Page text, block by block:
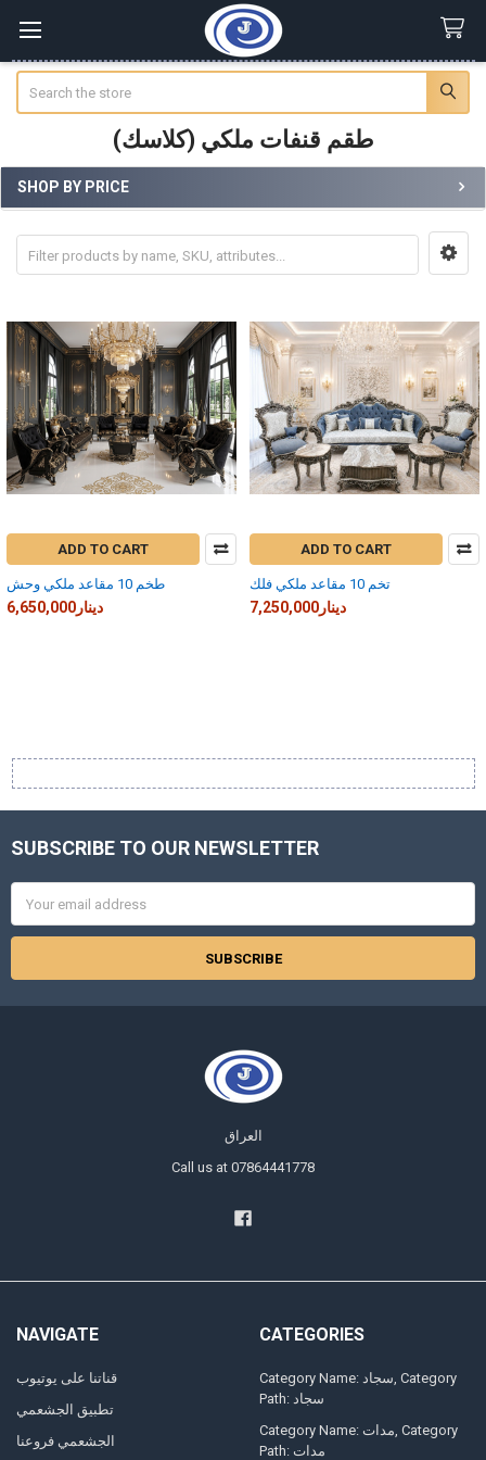
طقم قنفات ملكي (كلاسك)
Sidebar
SHOP BY PRICE
ADD TO CART
طخم 10 مقاعد ملكي وحش
6,650,000دينار
ADD TO CART
تخم 10 مقاعد ملكي فلك
7,250,000دينار
Footer
SUBSCRIBE TO OUR NEWSLETTER
Address
العراق
Call us at 07864441778
NAVIGATE
قناتنا على يوتيوب
تطبيق الجشعمي
الجشعمي فروعنا
CATEGORIES
Category Name: سجاد, Category
Path: سجاد
Category Name: مدات, Category
Path: مدات